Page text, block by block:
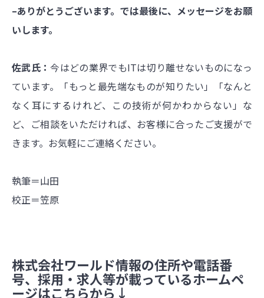
–ありがとうございます。では最後に、メッセージをお願
いします。
佐武氏：今はどの業界でもITは切り離せないものになっ
ています。「もっと最先端なものが知りたい」「なんと
なく耳にするけれど、この技術が何かわからない」な
ど、ご相談をいただければ、お客様に合ったご支援がで
きます。お気軽にご連絡ください。
執筆＝山田
校正＝笠原
株式会社ワールド情報の住所や電話番
号、採用・求人等が載っているホームペ
ージはこちらから↓